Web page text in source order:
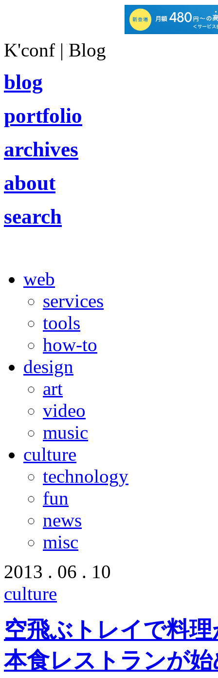
K'conf | Blog
blog
portfolio
archives
about
search
web
services
tools
how-to
design
art
video
music
culture
technology
fun
news
misc
2013 . 06 . 10
culture
空飛ぶトレイで料
本食レストランが